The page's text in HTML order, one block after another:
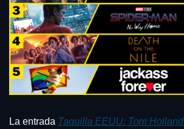
La entrada Taquilla EEUU: Tom